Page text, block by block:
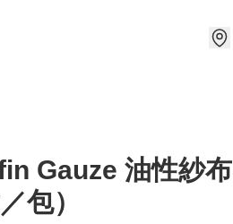
Gauze 油性紗布
包）